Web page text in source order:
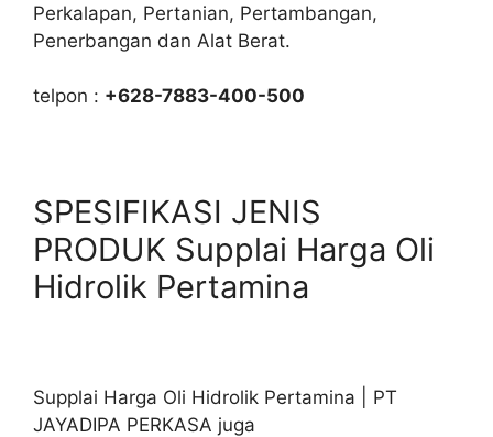
Perkalapan, Pertanian, Pertambangan,
Penerbangan dan Alat Berat.
telpon : +628-7883-400-500
SPESIFIKASI JENIS
PRODUK Supplai Harga Oli
Hidrolik Pertamina
Supplai Harga Oli Hidrolik Pertamina | PT
JAYADIPA PERKASA juga